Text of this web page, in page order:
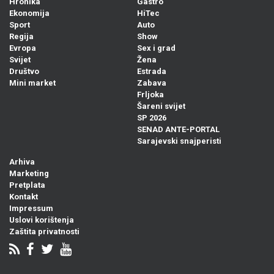
Ekonomija
Sport
Regija
Evropa
Svijet
Društvo
Mini market
HiTec
Auto
Show
Sex i grad
Žena
Estrada
Zabava
Frljoka
Šareni svijet
SP 2026
SENAD ANTE-PORTAL
Sarajevski snajperisti
Arhiva
Marketing
Pretplata
Kontakt
Impressum
Uslovi korištenja
Zaštita privatnosti